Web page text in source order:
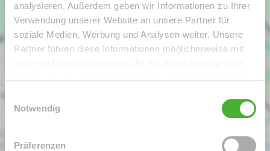
analysieren. Außerdem geben wir Informationen zu Ihrer
Verwendung unserer Website an unsere Partner für
soziale Medien, Werbung und Analysen weiter. Unsere
Partner führen diese Informationen möglicherweise mit
Notwendig
Präferenzen